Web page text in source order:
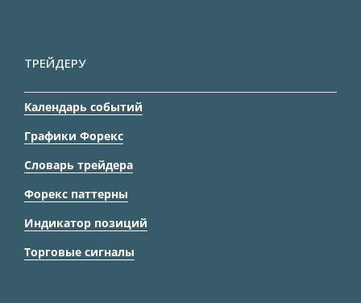
ТРЕЙДЕРУ
Календарь событий
Графики Форекс
Словарь трейдера
Форекс паттерны
Индикатор позиций
Торговые сигналы